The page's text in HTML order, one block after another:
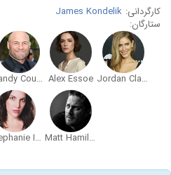
کارگردانی: James Kondelik
ستارگان:
Jordan Claire Robbins
Alex Essoe
Randy Couture
Matt Hamilton
Stephanie Izsak